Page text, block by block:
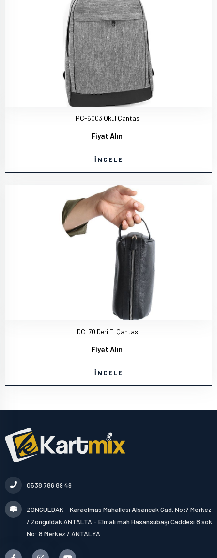
PC-6003 Okul Çantası
Fiyat Alın
İNCELE
DC-70 Deri El Çantası
Fiyat Alın
İNCELE
0538 786 89 49
ZONGULDAK - Karaelmas Mahallesi Alsancak Cad. No:7 Merkez
/ Zonguldak ANTALTA - Elmalı mah Hasansubaşı Caddesi 8 sok
No: 8 Merkez / ANTALYA